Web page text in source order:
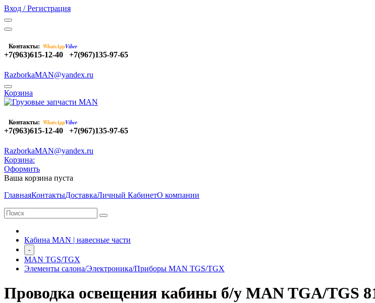
Вход / Регистрация
Контакты: WhatsAppViber
+7(963)615-12-40 +7(967)135-97-65
RazborkaMAN@yandex.ru
Корзина
Контакты: WhatsAppViber
+7(963)615-12-40 +7(967)135-97-65
RazborkaMAN@yandex.ru
Корзина:
Оформить
Ваша корзина пуста
ГлавнаяКонтактыДоставкаЛичный КабинетО компании
Кабина MAN | навесные части
-
MAN TGS/TGX
Элементы салона/Электроника/Приборы MAN TGS/TGX
Проводка освещения кабины б/у MAN TGA/TGS